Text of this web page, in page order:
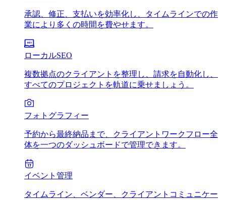
承認、修正、支払いを効率化し、タイムラインでの作
業により多くの時間を費やせます。
ローカルSEO
複数拠点のクライアントを整理し、請求を自動化し、
すべてのプロジェクトを軌道に乗せましょう。
フォトグラフィー
予約から最終納品まで、クライアントワークフロー全
体を一つのダッシュボードで管理できます。
イベント管理
タイムライン、ベンダー、クライアントコミュニケー